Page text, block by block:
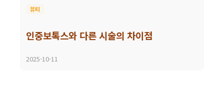
뷰티
인중보톡스와 다른 시술의 차이점
2025-10-11